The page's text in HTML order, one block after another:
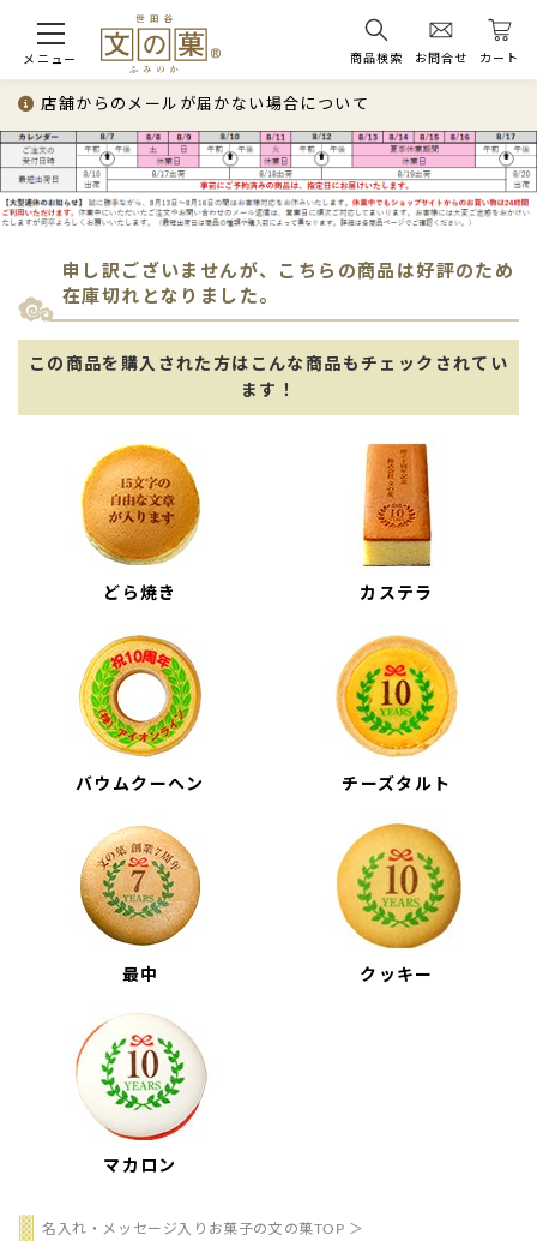
メニュー 商品検索 お問合せ カート
店舗からのメールが届かない場合について
申し訳ございませんが、こちらの商品は好評のため
在庫切れとなりました。
この商品を購入された方はこんな商品もチェックされてい
ます！
どら焼き カステラ
バウムクーヘン チーズタルト
最中 クッキー
マカロン
名入れ・メッセージ入りお菓子の文の菓TOP